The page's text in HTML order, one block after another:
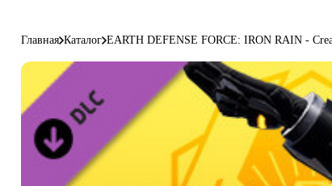
Главная Каталог EARTH DEFENSE FORCE: IRON RAIN -